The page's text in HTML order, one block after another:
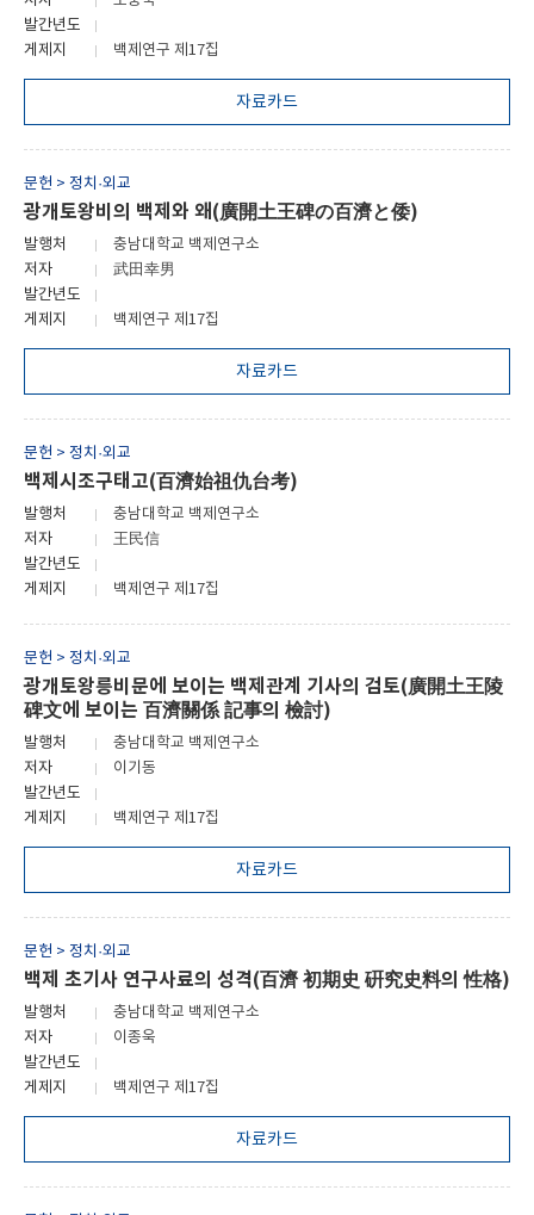
발간년도
게제지
백제연구 제17집
자료카드
문헌 > 정치·외교
광개토왕비의 백제와 왜(廣開土王碑の百濟と倭)
발행처
충남대학교 백제연구소
저자
武田幸男
발간년도
게제지
백제연구 제17집
자료카드
문헌 > 정치·외교
백제시조구태고(百濟始祖仇台考)
발행처
충남대학교 백제연구소
저자
王民信
발간년도
게제지
백제연구 제17집
문헌 > 정치·외교
광개토왕릉비문에 보이는 백제관계 기사의 검토(廣開土王陵
碑文에 보이는 百濟關係 記事의 檢討)
발행처
충남대학교 백제연구소
저자
이기동
발간년도
게제지
백제연구 제17집
자료카드
문헌 > 정치·외교
백제 초기사 연구사료의 성격(百濟 初期史 硏究史料의 性格)
발행처
충남대학교 백제연구소
저자
이종욱
발간년도
게제지
백제연구 제17집
자료카드